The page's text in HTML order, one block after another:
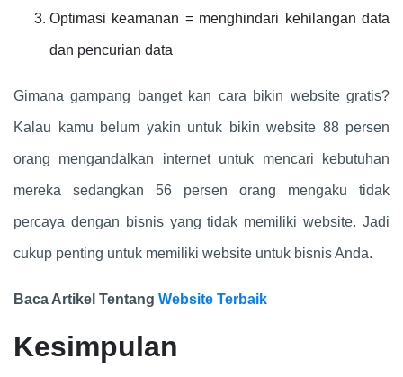
Optimasi keamanan = menghindari kehilangan data
dan pencurian data
Gimana gampang banget kan cara bikin website gratis?
Kalau kamu belum yakin untuk bikin website 88 persen
orang mengandalkan internet untuk mencari kebutuhan
mereka sedangkan 56 persen orang mengaku tidak
percaya dengan bisnis yang tidak memiliki website. Jadi
cukup penting untuk memiliki website untuk bisnis Anda.
Baca Artikel Tentang Website Terbaik
Kesimpulan